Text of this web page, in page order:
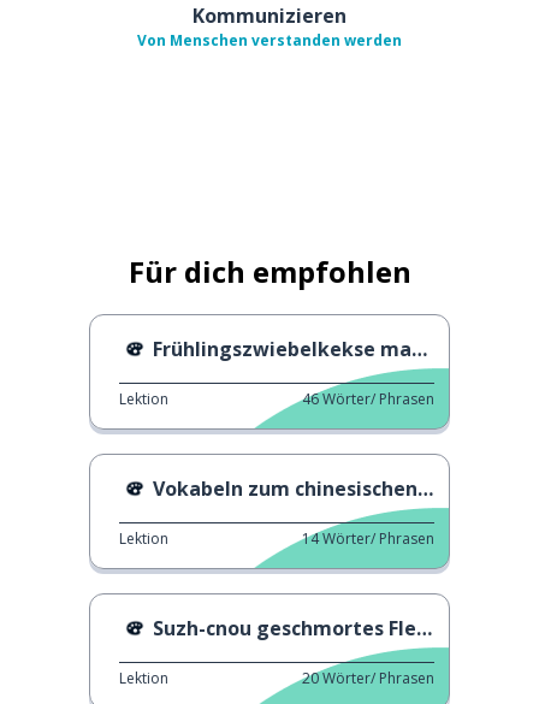
Kommunizieren
Von Menschen verstanden werden
Für dich empfohlen
Frühlingszwiebelkekse machen
Lektion 46Wörter/ Phrasen
Vokabeln zum chinesischen Neujahr
Lektion 14Wörter/ Phrasen
Suzh-cnou geschmortes Fleischnudeln
Lektion 20Wörter/ Phrasen